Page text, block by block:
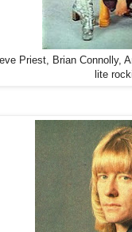
Priest, Brian Connolly,
lite